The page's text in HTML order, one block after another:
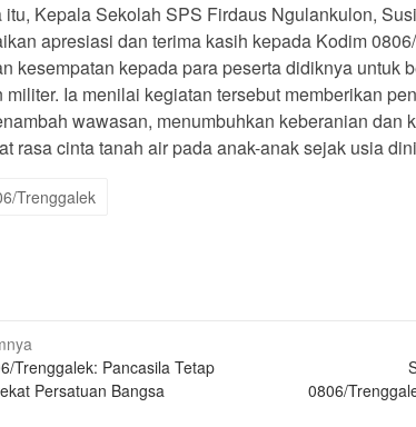
itu, Kepala Sekolah SPS Firdaus Ngulankulon,
apresiasi dan terima kasih kepada Kodim
kesempatan kepada para peserta didiknya untuk
militer. Ia menilai kegiatan tersebut memberikan
wawasan, menumbuhkan keberanian dan
rasa cinta tanah air pada anak-anak sejak usia
Trenggalek
Trenggalek: Pancasila Tetap
Persatuan Bangsa
0806/